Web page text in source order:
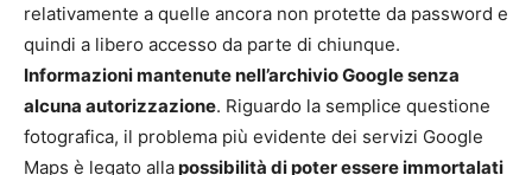
relativamente a quelle ancora non protette da password e
quindi a libero accesso da parte di chiunque.
Informazioni mantenute nell’archivio Google senza
alcuna autorizzazione. Riguardo la semplice questione
fotografica, il problema più evidente dei servizi Google
Maps è legato allapossibilità di poter essere immortalati